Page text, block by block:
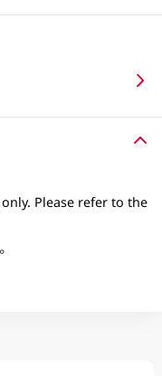
Please refer to the